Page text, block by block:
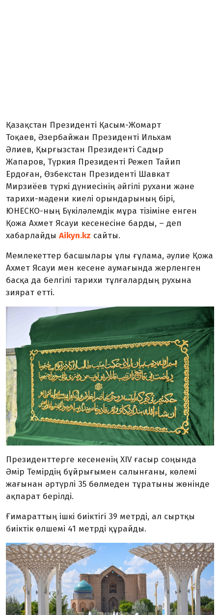
Қазақстан Президенті Қасым-Жомарт
Тоқаев, Әзербайжан Президенті Ильхам
Әлиев, Қырғызстан Президенті Садыр
Жапаров, Түркия Президенті Режеп Тайип
Ердоған, Өзбекстан Президенті Шавкат
Мирзиёев түркі дүниесінің әйгілі рухани және
тарихи-мәдени киелі орындарының бірі,
ЮНЕСКО-ның Бүкіләлемдік мұра тізіміне енген
Қожа Ахмет Ясауи кесенесіне барды, – деп
хабарлайды Aikyn.kz сайты.
Мемлекеттер басшылары ұлы ғұлама, әулие Қожа
Ахмет Ясауи мен кесене аумағында жерленген
басқа да белгілі тарихи тұлғалардың рухына
зиярат етті.
Президенттерге кесененің XIV ғасыр соңында
Әмір Темірдің бұйрығымен салынғаны, көлемі
жағынан әртүрлі 35 бөлмеден тұратыны жөнінде
ақпарат берілді.
Ғимараттың ішкі биіктігі 39 метрді, ал сыртқы
биіктік өлшемі 41 метрді құрайды.